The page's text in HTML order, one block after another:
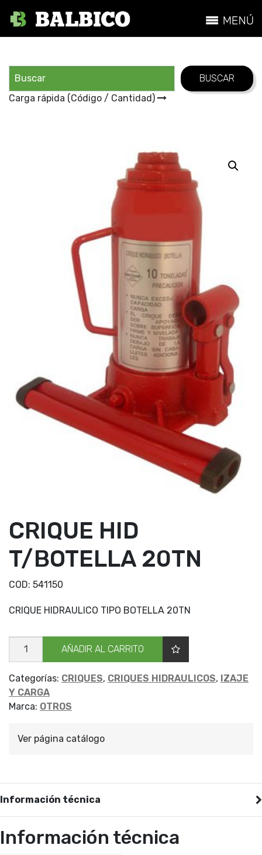
Carga rápida (Código / Cantidad)
CRIQUE HID
T/BOTELLA 20TN
COD: 541150
CRIQUE HIDRAULICO TIPO BOTELLA 20TN
CRIQUE
cantidad
AÑADIR AL CARRITO
Categorías: CRIQUES, CRIQUES HIDRAULICOS, IZAJE
Y CARGA
Marca: OTROS
Ver página catálogo
Información técnica
Información técnica